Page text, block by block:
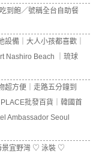
到飽／號稱全台自助餐
設備｜大人小孩都喜歡｜
Nashiro Beach ｜琉球
超方便｜走路五分鐘到
批發百貨｜韓國首
Ambassador Seoul
景宜野灣 ♡ 泳裝 ♡